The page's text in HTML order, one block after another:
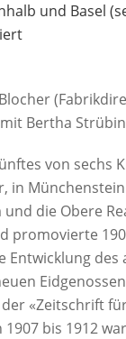
und Basel
Bertha
von sechs
in
die Obere
promovierte
Entwicklung
«Zeitschrift
bis 1912